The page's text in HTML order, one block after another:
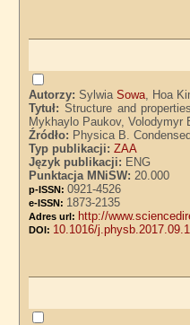
Autorzy:SylwiaSowa, Hoa
Tytuł: Structure and
Mykhaylo Paukov, Volodymyr
Źródło: Physica B.
Typ publikacji:ZAA
Język publikacji: ENG
Punktacja MNiSW:20.000
p-ISSN:0921-4526
e-ISSN: 1873-2135
Adres url: http://
DOI: 10.1016/